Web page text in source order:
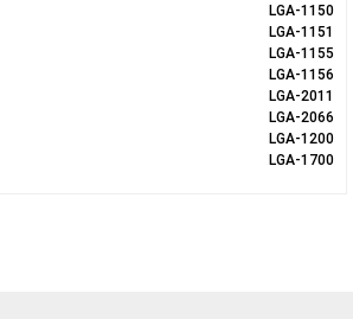
LGA-1150
LGA-1151
LGA-1155
LGA-1156
LGA-2011
LGA-2066
LGA-1200
LGA-1700